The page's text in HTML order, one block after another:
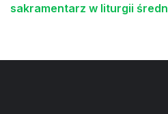
sakramentarz w liturgii